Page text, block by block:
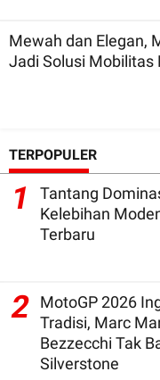
Mewah dan Elegan,
Jadi Solusi Mobilitas
TERPOPULER
1
Tantang
Kelebihan
Terbaru
2
MotoGP 2026
Tradisi, Marc
Bezzecchi Tak
Silverstone